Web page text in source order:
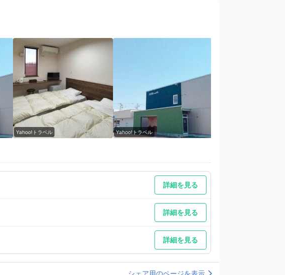
Yahoo!トラベル Yahoo!トラベル
詳細を見る
詳細を見る
詳細を見る
シェア用のページを表示